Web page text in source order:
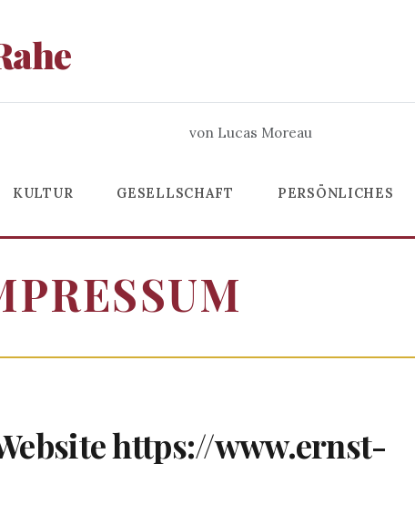
von Lucas Moreau
KULTUR GESELLSCHAFT PERSÖNLICHES
https://www.ernst-